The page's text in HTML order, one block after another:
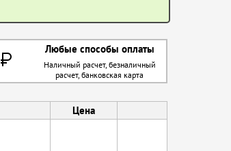
Любые способы оплаты
Наличный расчет, безналичный
расчет, банковская карта
Цена